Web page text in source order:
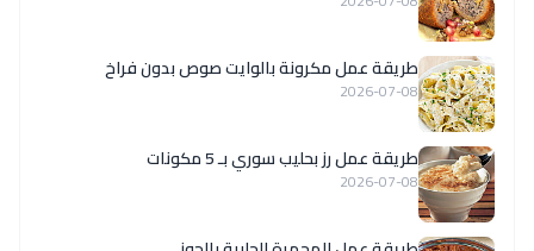
طريقة عمل مكرونة بالوايت صوص بدون فراخ
2026-07-08
طريقة عمل رز بحليب سوري بـ 5 مكونات
2026-07-08